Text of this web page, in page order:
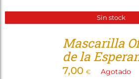
Sin stock
Mascarilla
de la
7,00 € Agotado